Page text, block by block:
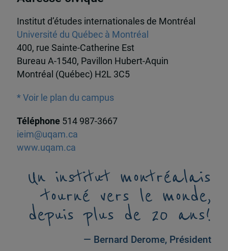
Institut d’études internationales de Montréal
Université du Québec à Montréal
400, rue Sainte-Catherine Est
Bureau A-1540, Pavillon Hubert-Aquin
Montréal (Québec) H2L 3C5
* Voir le plan du campus
Téléphone 514 987-3667
ieim@uqam.ca
www.uqam.ca
Un institut montréalais
tourné vers le monde,
depuis plus de 20 ans!
— Bernard Derome, Président